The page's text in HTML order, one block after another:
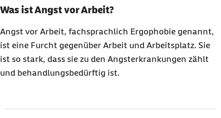
Karussell mit 3 Elementen
Element 1 von 3
Was ist Angst vor Arbeit?
Angst vor Arbeit, fachsprachlich Ergophobie genannt,
ist eine Furcht gegenüber Arbeit und Arbeitsplatz. Sie
ist so stark, dass sie zu den Angsterkrankungen zählt
und behandlungsbedürftig ist.